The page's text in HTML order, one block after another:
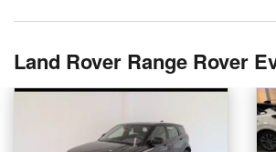
Land Rover Range Rover